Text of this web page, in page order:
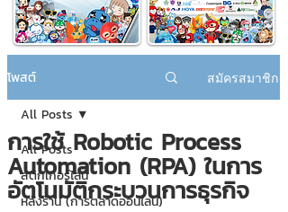
โพสต์ สมัครสมาชิก
All Posts
สติกเกอร์ไลน์
หลังร้าน (การตลาดออนไลน์)
All Posts
การใช้ Robotic Process
Automation (RPA) ในการ
อัตโนมัติกระบวนการธุรกิจ